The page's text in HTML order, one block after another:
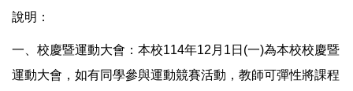
課程標準
說明：
一、校慶暨運動大會：本校114年12月1日(一)為本校校慶暨
運動大會，如有同學參與運動競賽活動，教師可彈性將課程